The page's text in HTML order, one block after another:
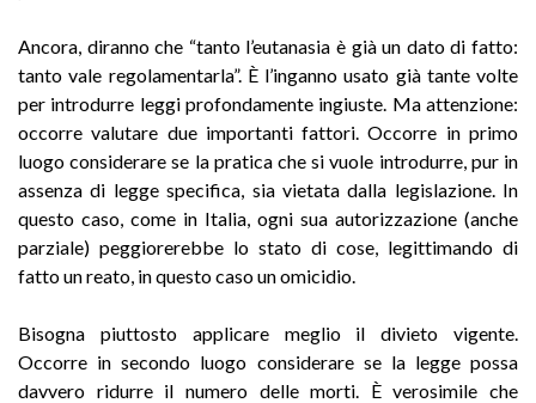
Ancora, diranno che “tanto l’eutanasia è già un dato di fatto:
tanto vale regolamentarla”. È l’inganno usato già tante volte
per introdurre leggi profondamente ingiuste. Ma attenzione:
occorre valutare due importanti fattori. Occorre in primo
luogo considerare se la pratica che si vuole introdurre, pur in
assenza di legge specifica, sia vietata dalla legislazione. In
questo caso, come in Italia, ogni sua autorizzazione (anche
parziale) peggiorerebbe lo stato di cose, legittimando di
fatto un reato, in questo caso un omicidio.
Bisogna piuttosto applicare meglio il divieto vigente.
Occorre in secondo luogo considerare se la legge possa
davvero ridurre il numero delle morti. È verosimile che